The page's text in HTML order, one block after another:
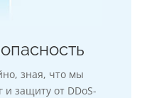
зная, что мы
защиту от DDoS-